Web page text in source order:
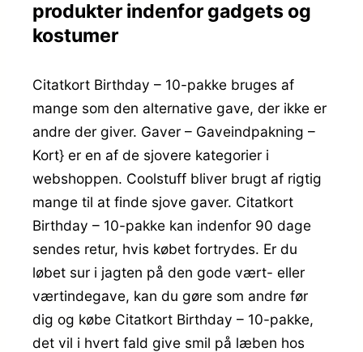
produkter indenfor gadgets og
kostumer
Citatkort Birthday – 10-pakke bruges af
mange som den alternative gave, der ikke er
andre der giver. Gaver – Gaveindpakning –
Kort} er en af de sjovere kategorier i
webshoppen. Coolstuff bliver brugt af rigtig
mange til at finde sjove gaver. Citatkort
Birthday – 10-pakke kan indenfor 90 dage
sendes retur, hvis købet fortrydes. Er du
løbet sur i jagten på den gode vært- eller
værtindegave, kan du gøre som andre før
dig og købe Citatkort Birthday – 10-pakke,
det vil i hvert fald give smil på læben hos